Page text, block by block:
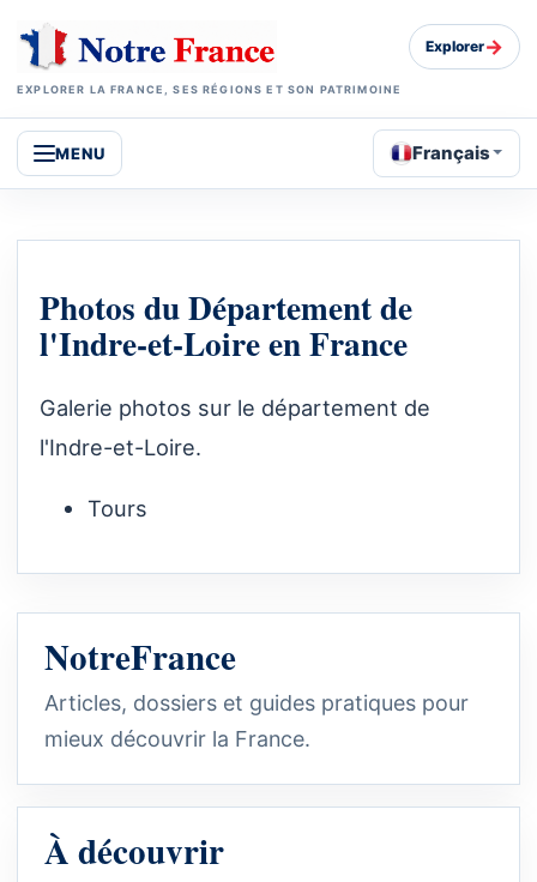
EXPLORER LA FRANCE, SES RÉGIONS ET SON PATRIMOINE
Explorer→
MENU Français
Photos du Département de
l'Indre-et-Loire en France
Galerie photos sur le département de
l'Indre-et-Loire.
Tours
NotreFrance
Articles, dossiers et guides pratiques pour
mieux découvrir la France.
À découvrir